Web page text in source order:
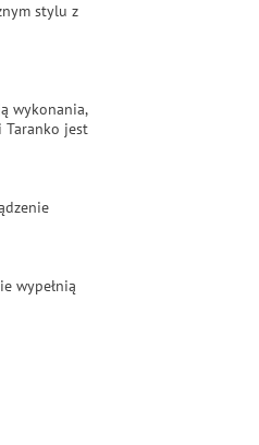
stylu z
wykonania,
Taranko jest
wypełnią